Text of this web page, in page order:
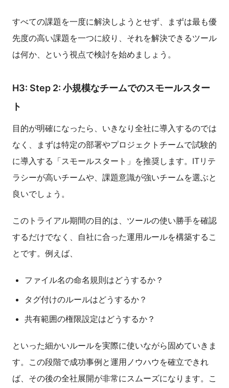
すべての課題を一度に解決しようとせず、まずは最も優
先度の高い課題を一つに絞り、それを解決できるツール
は何か、という視点で検討を始めましょう。
H3: Step 2: 小規模なチームでのスモールスター
ト
目的が明確になったら、いきなり全社に導入するのでは
なく、まずは特定の部署やプロジェクトチームで試験的
に導入する「スモールスタート」を推奨します。ITリテ
ラシーが高いチームや、課題意識が強いチームを選ぶと
良いでしょう。
このトライアル期間の目的は、ツールの使い勝手を確認
するだけでなく、自社に合った運用ルールを構築するこ
とです。例えば、
ファイル名の命名規則はどうするか？
タグ付けのルールはどうするか？
共有範囲の権限設定はどうするか？
といった細かいルールを実際に使いながら固めていきま
す。この段階で成功事例と運用ノウハウを確立できれ
ば、その後の全社展開が非常にスムーズになります。こ